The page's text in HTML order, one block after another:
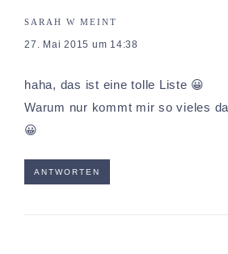
SARAH W MEINT
27. Mai 2015 um 14:38
haha, das ist eine tolle Liste 😀
Warum nur kommt mir so vieles
😀
ANTWORTEN